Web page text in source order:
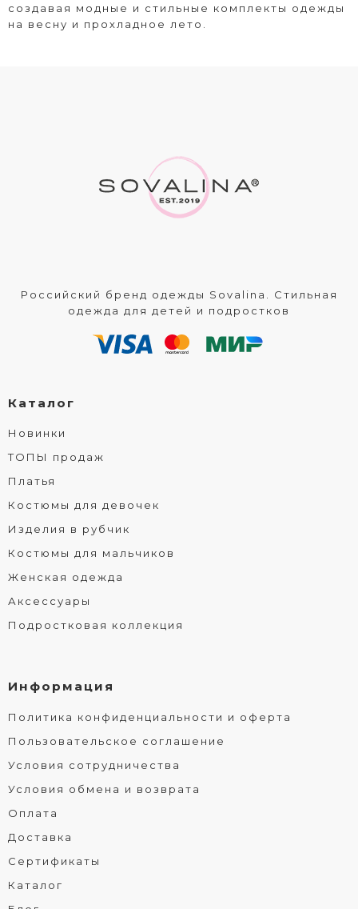
создавая модные и стильные комплекты одежды
на весну и прохладное лето.
Российский бренд одежды Sovalina. Стильная
одежда для детей и подростков
Каталог
Новинки
ТОПЫ продаж
Платья
Костюмы для девочек
Изделия в рубчик
Костюмы для мальчиков
Женская одежда
Аксессуары
Подростковая коллекция
Информация
Политика конфиденциальности и оферта
Пользовательское соглашение
Условия сотрудничества
Условия обмена и возврата
Оплата
Доставка
Сертификаты
Каталог